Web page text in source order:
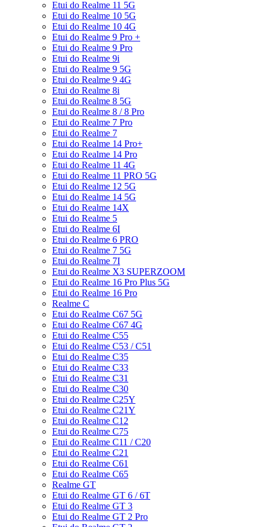
Etui do Realme 11 5G
Etui do Realme 10 5G
Etui do Realme 10 4G
Etui do Realme 9 Pro +
Etui do Realme 9 Pro
Etui do Realme 9i
Etui do Realme 9 5G
Etui do Realme 9 4G
Etui do Realme 8i
Etui do Realme 8 5G
Etui do Realme 8 / 8 Pro
Etui do Realme 7 Pro
Etui do Realme 7
Etui do Realme 14 Pro+
Etui do Realme 14 Pro
Etui do Realme 11 4G
Etui do Realme 11 PRO 5G
Etui do Realme 12 5G
Etui do Realme 14 5G
Etui do Realme 14X
Etui do Realme 5
Etui do Realme 6I
Etui do Realme 6 PRO
Etui do Realme 7 5G
Etui do Realme 7I
Etui do Realme X3 SUPERZOOM
Etui do Realme 16 Pro Plus 5G
Etui do Realme 16 Pro
Realme C
Etui do Realme C67 5G
Etui do Realme C67 4G
Etui do Realme C55
Etui do Realme C53 / C51
Etui do Realme C35
Etui do Realme C33
Etui do Realme C31
Etui do Realme C30
Etui do Realme C25Y
Etui do Realme C21Y
Etui do Realme C12
Etui do Realme C75
Etui do Realme C11 / C20
Etui do Realme C21
Etui do Realme C61
Etui do Realme C65
Realme GT
Etui do Realme GT 6 / 6T
Etui do Realme GT 3
Etui do Realme GT 2 Pro